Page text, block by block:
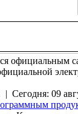
официальным
| Сегодня: 09